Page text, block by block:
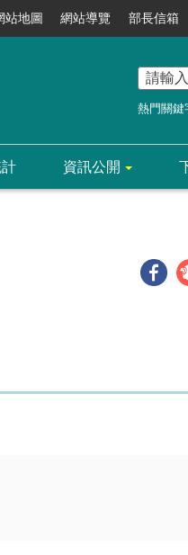
站地圖 網站導覽 部長信箱
熱門關鍵
資訊公開